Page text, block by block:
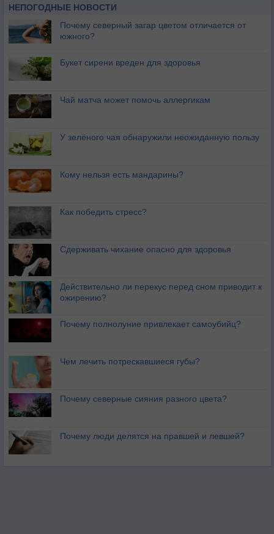
НЕПОГОДНЫЕ НОВОСТИ
Почему северный загар цветом отличается от
южного?
Букет сирени вреден для здоровья
Чай матча может помочь аллергикам
У зелёного чая обнаружили неожиданную пользу
Кому нельзя есть мандарины?
Как победить стресс?
Сдерживать чихание опасно для здоровья
Действительно ли перекус перед сном приводит к
ожирению?
Почему полнолуние привлекает самоубийц?
Чем лечить потрескавшиеся губы?
Почему северные сияния разного цвета?
Почему люди делятся на правшей и левшей?